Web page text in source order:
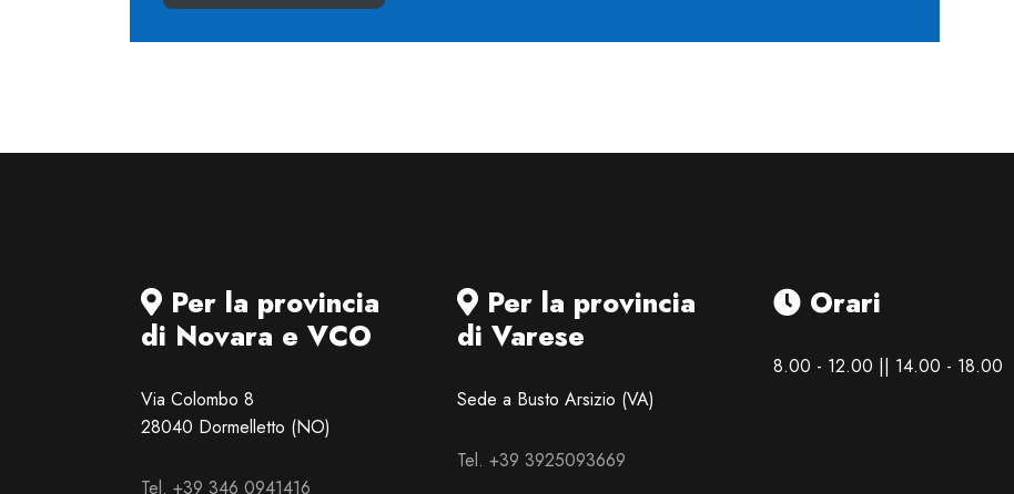
Per la provincia
di Novara e VCO
Via Colombo 8
28040 Dormelletto (NO)
Tel. +39 346 0941416
Per la provincia
di Varese
Sede a Busto Arsizio (VA)
Tel. +39 3925093669
Orari
8.00 - 12.00 || 14.00 - 18.00